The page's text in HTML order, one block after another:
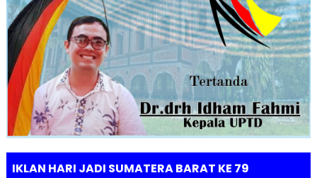
IKLAN HARI JADI SUMATERA BARAT KE 79